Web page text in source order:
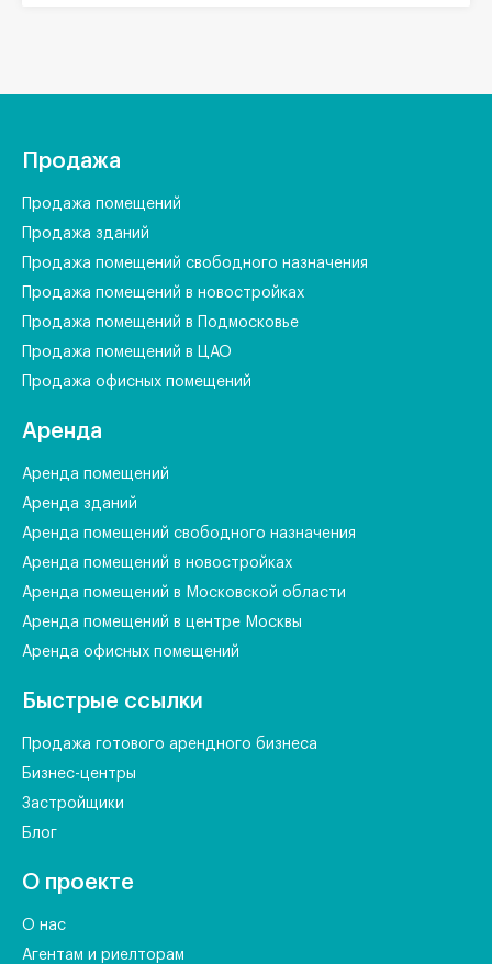
Продажа
Продажа помещений
Продажа зданий
Продажа помещений свободного назначения
Продажа помещений в новостройках
Продажа помещений в Подмосковье
Продажа помещений в ЦАО
Продажа офисных помещений
Аренда
Аренда помещений
Аренда зданий
Аренда помещений свободного назначения
Аренда помещений в новостройках
Аренда помещений в Московской области
Аренда помещений в центре Москвы
Аренда офисных помещений
Быстрые ссылки
Продажа готового арендного бизнеса
Бизнес-центры
Застройщики
Блог
О проекте
О нас
Агентам и риелторам